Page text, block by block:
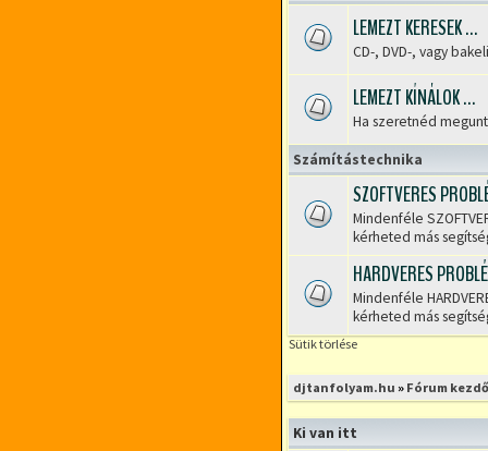
Nincs
olvasatlan
hozzászólás
LEMEZT KERESEK ...
CD-, DVD-, vagy
Nincs
olvasatlan
hozzászólás
LEMEZT KÍNÁLOK ...
Ha szeretnéd
Számítástechnika
Nincs
olvasatlan
hozzászólás
SZOFTVERES
Mindenféle
kérheted más
Nincs
olvasatlan
hozzászólás
HARDVERES
Mindenféle
kérheted más
Sütik törlése
djtanfolyam.hu » Fórum
Ki van itt